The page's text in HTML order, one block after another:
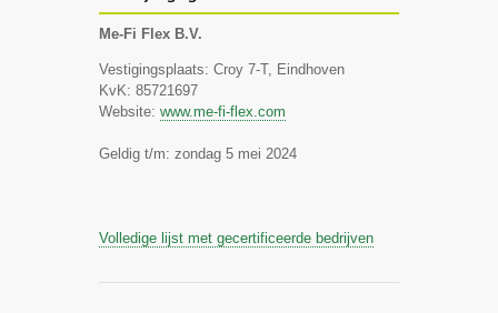
Me-Fi Flex B.V.
Vestigingsplaats: Croy 7-T, Eindhoven
KvK: 85721697
Website: www.me-fi-flex.com
Geldig t/m: zondag 5 mei 2024
Volledige lijst met gecertificeerde bedrijven